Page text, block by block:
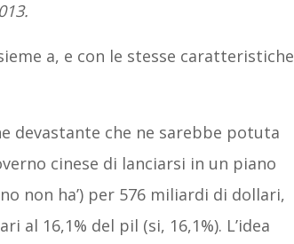
a, e con le stesse caratteristiche
devastante che ne sarebbe potuta
cinese di lanciarsi in un piano
non ha’) per 576 miliardi di dollari,
al 16,1% del pil (si, 16,1%). L’idea